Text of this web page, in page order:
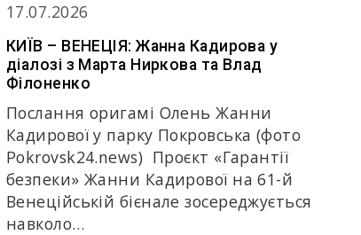
17.07.2026
КИЇВ – ВЕНЕЦІЯ: Жанна Кадирова у
діалозі з Марта Ниркова та Влад
Філоненко
Послання оригамі Олень Жанни
Кадирової у парку Покровська (фото
Pokrovsk24.news) Проєкт «Гарантії
безпеки» Жанни Кадирової на 61-й
Венеційській бієнале зосереджується
навколо…